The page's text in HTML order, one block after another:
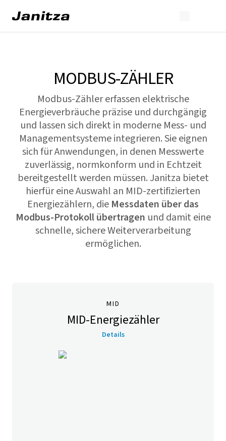
MODBUS-ZÄHLER
Modbus-Zähler erfassen elektrische
Energieverbräuche präzise und durchgängig
und lassen sich direkt in moderne Mess- und
Managementsysteme integrieren. Sie eignen
sich für Anwendungen, in denen Messwerte
zuverlässig, normkonform und in Echtzeit
bereitgestellt werden müssen. Janitza bietet
hierfür eine Auswahl an MID-zertifizierten
Energiezählern, die Messdaten über das
Modbus-Protokoll übertragen und damit eine
schnelle, sichere Weiterverarbeitung
ermöglichen.
MID
MID-Energiezähler
Details